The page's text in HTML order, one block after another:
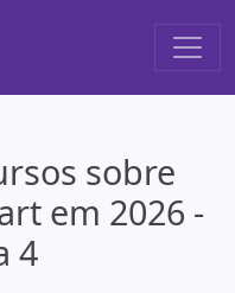
sobre
em 2026 -
4